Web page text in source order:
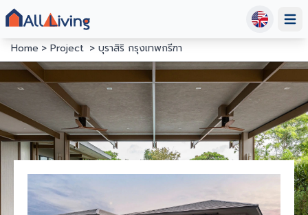
Home
Project บุราสิริ กรุงเทพกรีฑา